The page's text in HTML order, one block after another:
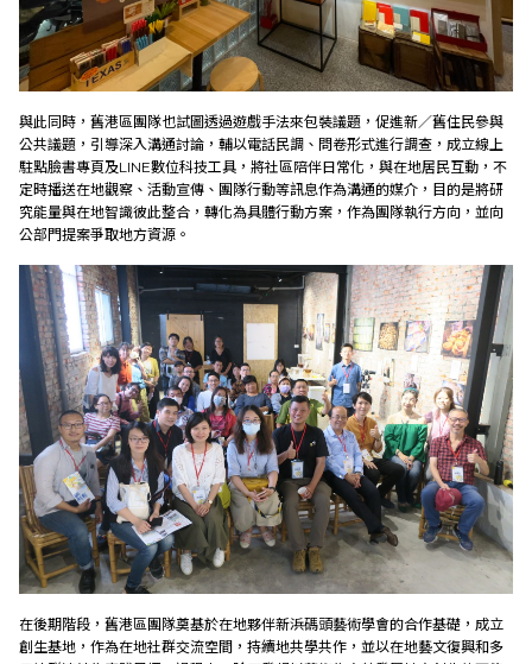
與此同時，舊港區團隊也試圖透過遊戲手法來包裝議題，促進新／舊住民參與
公共議題，引導深入溝通討論，輔以電話民調、問卷形式進行調查，成立線上
駐點臉書專頁及LINE數位科技工具，將社區陪伴日常化，與在地居民互動，不
定時播送在地觀察、活動宣傳、團隊行動等訊息作為溝通的媒介，目的是將研
究能量與在地智識彼此整合，轉化為具體行動方案，作為團隊執行方向，並向
公部門提案爭取地方資源。
在後期階段，舊港區團隊奠基於在地夥伴新浜碼頭藝術學會的合作基礎，成立
創生基地，作為在地社群交流空間，持續地共學共作，並以在地藝文復興和多